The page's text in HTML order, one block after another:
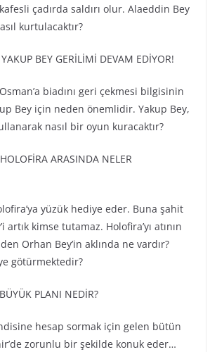
çadırda saldırı olur. Alaeddin Bey
kurtulacaktır?
BEY GERİLİMİ DEVAM EDİYOR!
Osman’a biadını geri çekmesi bilgisinin
Bey için neden önemlidir. Yakup Bey,
nasıl bir oyun kuracaktır?
ARASINDA NELER
yüzük hediye eder. Buna şahit
artık kimse tutamaz. Holofira’yı atının
Orhan Bey’in aklında ne vardır?
götürmektedir?
PLANI NEDİR?
hesap sormak için gelen bütün
zorunlu bir şekilde konuk eder…